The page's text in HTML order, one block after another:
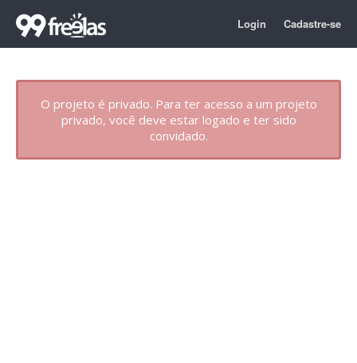
Login Cadastre-se
O projeto é privado. Para ter acesso a um projeto
privado, você deve estar logado e ter sido
convidado.